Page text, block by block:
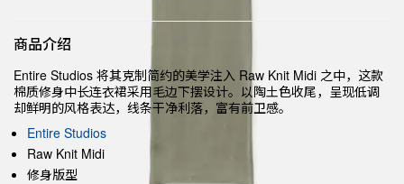
商品介绍
Entire Studios 将其克制简约的美学注入 Raw Knit Midi 之中，这款
棉质修身中长连衣裙采用毛边下摆设计。以陶土色收尾，呈现低调
却鲜明的风格表达，线条干净利落，富有前卫感。
Entire Studios
Raw Knit Midi
修身版型